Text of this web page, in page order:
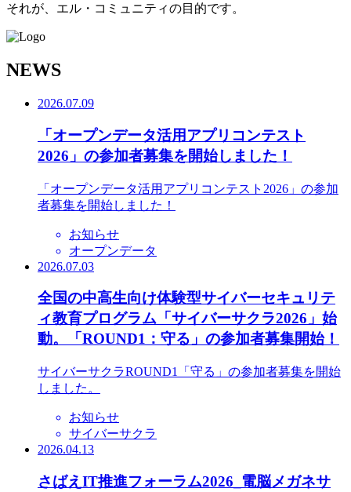
それが、エル・コミュニティの目的です。
NEWS
2026.07.09
「オープンデータ活用アプリコンテスト
2026」の参加者募集を開始しました！
「オープンデータ活用アプリコンテスト2026」の参加
者募集を開始しました！
お知らせ
オープンデータ
2026.07.03
全国の中高生向け体験型サイバーセキュリテ
ィ教育プログラム「サイバーサクラ2026」始
動。「ROUND1：守る」の参加者募集開始！
サイバーサクラROUND1「守る」の参加者募集を開始
しました。
お知らせ
サイバーサクラ
2026.04.13
さばえIT推進フォーラム2026_電脳メガネサ